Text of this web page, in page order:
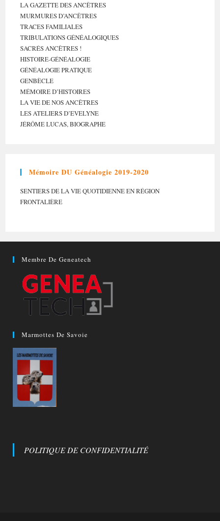
LA GAZETTE DES ANCÊTRES
MURMURES D’ANCÊTRES
TRACES FAMILIALES
TRIBULATIONS GÉNÉALOGIQUES
SACRÉS ANCÊTRES !
HISTOIRE-GÉNÉALOGIE
GÉNÉALOGIE PRATIQUE
GENBÈCLE
MÉMOIRE D’HISTOIRES
LA VIE DE NOS ANCÊTRES
LES ATELIERS D’EVELYNE
JÉRÔME LUCAS, BIOGRAPHE
Mémoire DU Généalogie 2019-2020
SENTIERS DE LA VIE QUOTIDIENNE EN RÉGION
FRONTALIÈRE
Membre De Geneatech
Marmottes De Savoie
POLITIQUE DE CONFIDENTIALITÉ